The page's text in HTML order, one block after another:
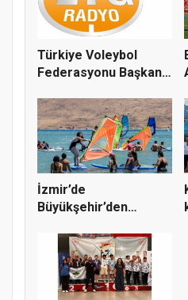
Türkiye Voleybol
Federasyonu Başkanı
İzmir’de
Büyükşehir’den
deneyim...